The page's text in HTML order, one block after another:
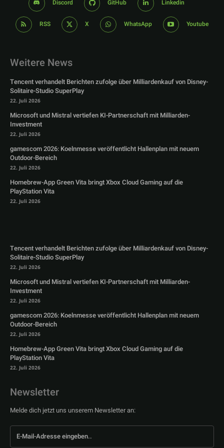
Discord GitHub Linkedin
RSS X WhatsApp Youtube
Weitere News
Tencent verhandelt Berichten zufolge über Milliardenkauf von Disney-
Solitaire-Studio SuperPlay
22. Juli 2026
Microsoft und Mistral vertiefen KI-Partnerschaft mit Milliarden-
Investment
22. Juli 2026
gamescom 2026: Koelnmesse veröffentlicht Hallenplan mit neuem
Outdoor-Bereich
22. Juli 2026
Homebrew-App Green Vita bringt Xbox Cloud Gaming auf die
PlayStation Vita
22. Juli 2026
Tencent verhandelt Berichten zufolge über Milliardenkauf von Disney-
Solitaire-Studio SuperPlay
22. Juli 2026
Microsoft und Mistral vertiefen KI-Partnerschaft mit Milliarden-
Investment
22. Juli 2026
gamescom 2026: Koelnmesse veröffentlicht Hallenplan mit neuem
Outdoor-Bereich
22. Juli 2026
Homebrew-App Green Vita bringt Xbox Cloud Gaming auf die
PlayStation Vita
22. Juli 2026
Newsletter
Melde dich jetzt uns unserem Newsletter an: